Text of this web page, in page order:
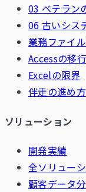
03 ベテラン
06 古いシス
業務ファイ
Accessの移行
Excelの限界
伴走の進め方
ソリューション
開発実績
全ソリュー
顧客データ